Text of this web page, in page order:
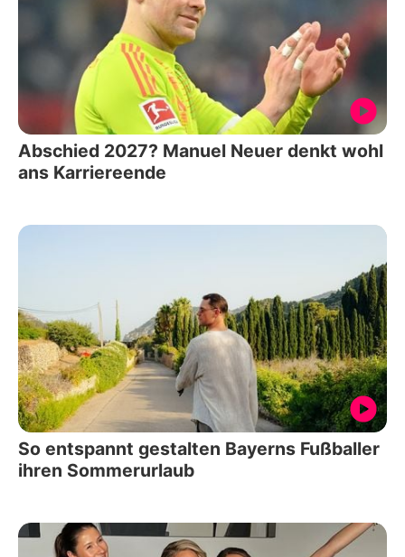
Abschied 2027? Manuel Neuer denkt wohl
ans Karriereende
So entspannt gestalten Bayerns Fußballer
ihren Sommerurlaub